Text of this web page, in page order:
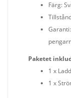
Färg:
Paketet
1 x
1 x